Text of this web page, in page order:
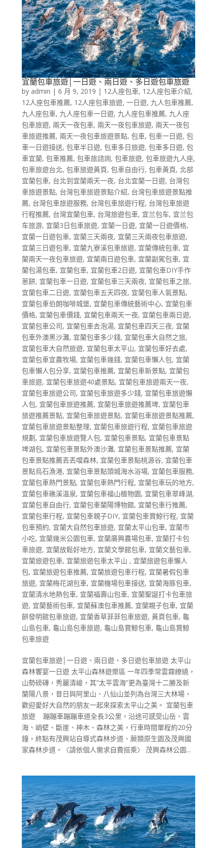
宜蘭包車旅遊│一日遊、兩日遊、多日遊包車旅遊
by admin | 6 月 9, 2019 | 12人座包車, 12人座包車介紹,
12人座包車推薦, 12人座包車旅遊, 一日遊, 九人包車推薦,
九人座包車, 九人座包車一日遊, 九人座包車推薦, 九人座
包車旅遊, 兩天一夜包車, 兩天一夜包車旅遊, 兩天一夜包
車旅遊推薦, 兩天一夜包車旅遊景點, 包車, 包車一日遊, 包
車一日遊接送, 包車半日遊, 包車多日旅遊, 包車多日遊, 包
車宜蘭, 包車推薦, 包車旅諮詢, 包車旅遊, 包車旅遊九人座,
包車旅遊台北, 包車旅遊黃頁, 包車自由行, 包車黃頁, 北部
宜蘭包車, 台北到宜蘭兩天一夜, 台北宜蘭一日遊, 台灣包
車旅遊景點, 台灣包車旅遊景點介紹, 台灣包車旅遊景點推
薦, 台灣包車旅遊服務, 台灣包車旅遊行程, 台灣包車旅遊
行程推薦, 台灣宜蘭包車, 台灣旅遊包車, 宜兰包车, 宜兰包
车旅游, 宜蘭3日包車旅遊, 宜蘭一日遊, 宜蘭一日遊價格,
宜蘭一日遊包車, 宜蘭三天兩夜, 宜蘭三天兩夜包車旅遊,
宜蘭三日遊包車, 宜蘭九寮溪包車旅遊, 宜蘭傳統包車, 宜
蘭兩天一夜包車旅遊, 宜蘭兩日遊包車, 宜蘭副駕包車, 宜
蘭包湯包車, 宜蘭包車, 宜蘭包車2日遊, 宜蘭包車DIY手作
蔥餅, 宜蘭包車一日遊, 宜蘭包車三天兩夜, 宜蘭包車之旅,
宜蘭包車二日遊, 宜蘭包車五天四夜, 宜蘭包車人氣景點,
宜蘭包車伯朗咖啡城堡, 宜蘭包車傳統藝術中心, 宜蘭包車
價格, 宜蘭包車價錢, 宜蘭包車兩天一夜, 宜蘭包車兩日遊,
宜蘭包車公司, 宜蘭包車去泡湯, 宜蘭包車四天三夜, 宜蘭
包車外澳黑沙灘, 宜蘭包車多少錢, 宜蘭包車大自然之旅,
宜蘭包車大自然旅遊, 宜蘭包車太平山, 宜蘭包車好去處,
宜蘭包車宜農牧場, 宜蘭包車幾錢, 宜蘭包車懶人包, 宜蘭
包車懶人包分享, 宜蘭包車推薦, 宜蘭包車新景點, 宜蘭包
車旅遊, 宜蘭包車旅遊40處景點, 宜蘭包車旅遊兩天一夜,
宜蘭包車旅遊公司, 宜蘭包車旅遊多少錢, 宜蘭包車旅遊懶
人包, 宜蘭包車旅遊推薦, 宜蘭包車旅遊推薦埤, 宜蘭包車
旅遊推薦景點, 宜蘭包車旅遊景點, 宜蘭包車旅遊景點推薦,
宜蘭包車旅遊景點整理, 宜蘭包車旅遊行程, 宜蘭包車旅遊
規劃, 宜蘭包車旅遊覽人包, 宜蘭包車景點, 宜蘭包車景點
埤湖包, 宜蘭包車景點外澳沙灘, 宜蘭包車景點推薦, 宜蘭
包車景點推薦丟丟噹森林, 宜蘭包車景點桃源谷, 宜蘭包車
景點烏石漁港, 宜蘭包車景點頭城海水浴場, 宜蘭包車服務,
宜蘭包車熱門景點, 宜蘭包車熱門行程, 宜蘭包車玩的地方,
宜蘭包車礁溪溫泉, 宜蘭包車福山植物園, 宜蘭包車翠峰湖,
宜蘭包車自由行, 宜蘭包車蘭陽博物館, 宜蘭包車行推薦,
宜蘭包車行程, 宜蘭包車親子DIY, 宜蘭包車賞鯨行程, 宜蘭
包車預約, 宜蘭大自然包車旅遊, 宜蘭太平山包車, 宜蘭市
小吃, 宜蘭幾米公園包車, 宜蘭廣興農場包車, 宜蘭打卡包
車旅遊, 宜蘭放鬆好地方, 宜蘭文學館包車, 宜蘭文藝包車,
宜蘭旅遊包車, 宜蘭旅遊包車太平山 , 宜蘭旅遊包車懶人
包, 宜蘭旅遊包車推薦, 宜蘭旅遊包車行程, 宜蘭暑假包車
旅遊, 宜蘭梅花湖包車, 宜蘭機場包車接送, 宜蘭海豚包車,
宜蘭清水地熱包車, 宜蘭福壽山包車, 宜蘭聖誕打卡包車旅
遊, 宜蘭藝術包車, 宜蘭蘇澳包車推薦, 宜蘭親子包車, 宜蘭
餅發明館包車旅遊, 宜蘭香草菲菲包車旅遊, 黃頁包車, 龜
山島包車, 龜山島包車旅遊, 龜山島賞鯨包車, 龜山島賞鯨
包車旅遊
宜蘭包車旅遊│一日遊、兩日遊、多日遊包車旅遊 太平山
森林饗宴一日遊 太平山森林遊樂區 一年四季常雲霧繚繞，
山勢磅磚，秀麗清峻，其”太平雲海”更為臺灣十二勝及新
蘭陽八景，昔日與阿里山、八仙山並列為台灣三大林場，
歡迎愛好大自然的朋友一起來探索太平山之美。 宜蘭包車
旅遊 蹦蹦車蹦蹦車道全長3公里，沿途可感受山岳、雲
海、峭壁、斷崖、神木、森林之美，行車時間單程約20分
鐘，終點有茂興站自導式森林步道、蕨類原生園及茂興國
家森林步道。〈請依個人需求自費搭乘〉 茂興森林公園...